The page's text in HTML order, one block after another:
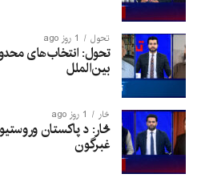
تحول 1 روز ago
تحول: انتخاب‌های
بین‌الملل
څار 1 روز ago
څار: د پاکستان
غبرگون